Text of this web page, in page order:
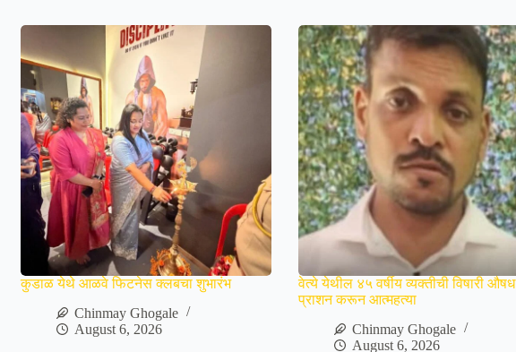
कुडाळ येथे आळवे फिटनेस क्लबचा शुभारंभ
Chinmay Ghogale
August 6, 2026
वेत्ये येथील ४५ वर्षीय व्यक्तीची विषारी औषध
प्राशन करून आत्महत्या
Chinmay Ghogale
August 6, 2026